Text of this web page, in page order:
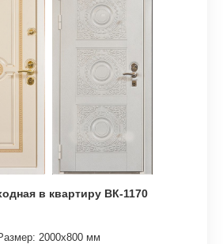
в квартиру ВК-1170
2000х800 мм